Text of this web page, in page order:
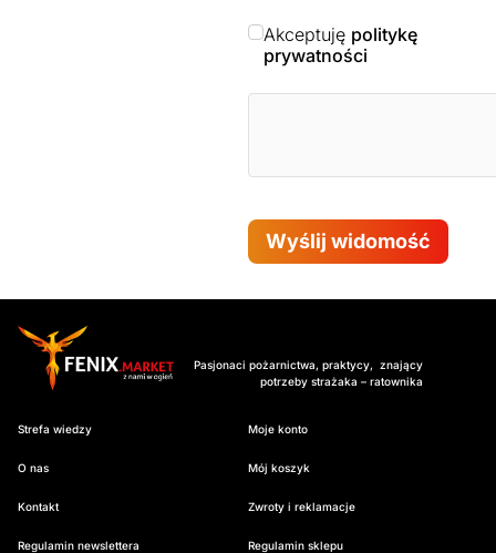
Akceptuję politykę
prywatności
Wyślij widomość
Pasjonaci pożarnictwa, praktycy, znający
potrzeby strażaka – ratownika
Strefa wiedzy
O nas
Kontakt
Regulamin newslettera
Moje konto
Mój koszyk
Zwroty i reklamacje
Regulamin sklepu